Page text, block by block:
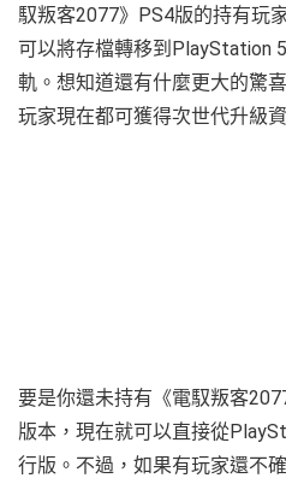
馭叛客2077》PS4版的持有玩
可以將存檔轉移到PlayStation
軌。想知道還有什麼更大的驚
玩家現在都可獲得次世代升級
要是你還未持有《電馭叛客
版本，現在就可以直接從
行版。不過，如果有玩家還不